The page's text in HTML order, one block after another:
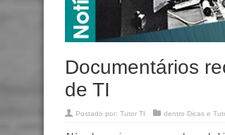
Documentários
de TI
Postado por: Tutor TI dentro Dicas e